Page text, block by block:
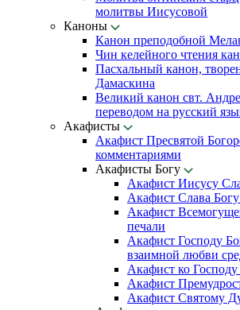
молитвы Иисусовой
Каноны
Канон преподобной
Чин келейного чтения
Пасхальный канон,
Дамаскина
Великий канон свт.
переводом на русский
Акафисты
Акафист Пресвятой
комментариями
Акафисты Богу
Акафист Иисусу
Акафист Слава Богу
Акафист
печали
Акафист Господу
взаимной любви
Акафист ко
Акафист
Акафист Святому